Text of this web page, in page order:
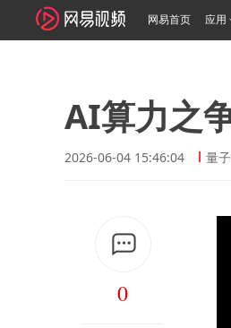
网易首页 应用
AI算力之
2026-06-04 15:46:04 量
0